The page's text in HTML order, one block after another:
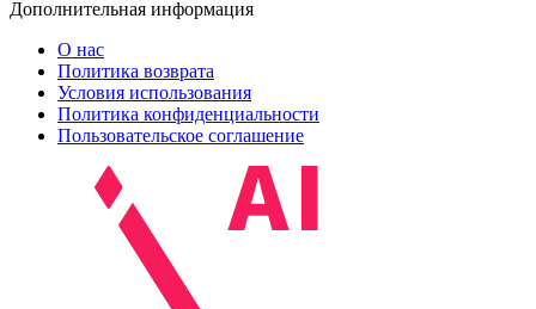
Дополнительная информация
О нас
Политика возврата
Условия использования
Политика конфиденциальности
Пользовательское соглашение